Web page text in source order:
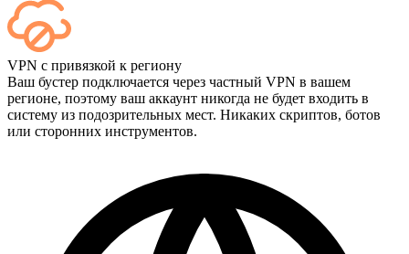
Да — каждый матч отображается на вашей панели управления
сразу после завершения, а если вы хотите посмотреть сами
игры, добавьте опцию «Стриминг» при оформлении заказа.
VPN с привязкой к региону
Ваш бустер подключается через частный VPN в вашем
регионе, поэтому ваш аккаунт никогда не будет входить в
систему из подозрительных мест. Никаких скриптов, ботов
или сторонних инструментов.